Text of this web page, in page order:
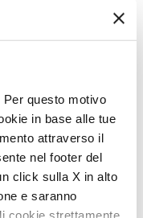
questo motivo
in base alle tue
attraverso il
nel footer del
click sulla X in alto
e saranno
cookie strettamente
Easter